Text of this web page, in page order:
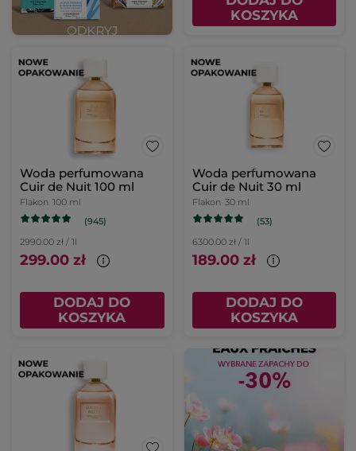
KOSZYKA
Woda perfumowana
Cuir de Nuit 100 ml
Flakon 100 ml
(945)
2990.00 zł / 1l
299.00 zł
DODAJ DO
KOSZYKA
Woda perfumowana
Cuir de Nuit 30 ml
Flakon 30 ml
(53)
6300.00 zł / 1l
189.00 zł
DODAJ DO
KOSZYKA